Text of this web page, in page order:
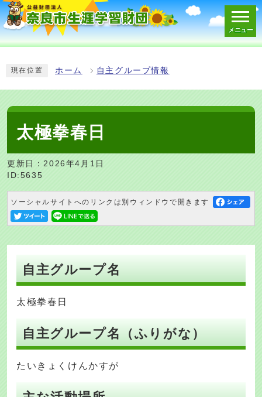
メニュー
現在位置 ホーム 自主グループ情報
太極拳春日
更新日：2026年4月1日
ID:5635
ソーシャルサイトへのリンクは別ウィンドウで開きます
自主グループ名
太極拳春日
自主グループ名（ふりがな）
たいきょくけんかすが